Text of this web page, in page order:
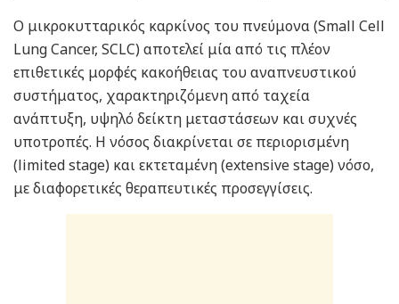
Ο μικροκυτταρικός καρκίνος του πνεύμονα (Small Cell
Lung Cancer, SCLC) αποτελεί μία από τις πλέον
επιθετικές μορφές κακοήθειας του αναπνευστικού
συστήματος, χαρακτηριζόμενη από ταχεία
ανάπτυξη, υψηλό δείκτη μεταστάσεων και συχνές
υποτροπές. Η νόσος διακρίνεται σε περιορισμένη
(limited stage) και εκτεταμένη (extensive stage) νόσο,
με διαφορετικές θεραπευτικές προσεγγίσεις.